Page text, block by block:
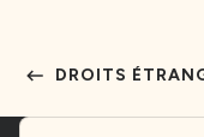
keyboard_backspace DROITS